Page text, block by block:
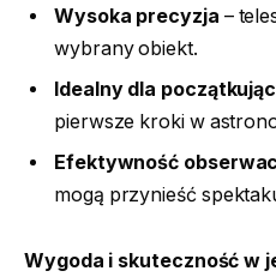
Wysoka precyzja –
wybrany obiekt.
Idealny dla
pierwsze kroki w
Efektywność
mogą przynieść
Wygoda i skuteczność w